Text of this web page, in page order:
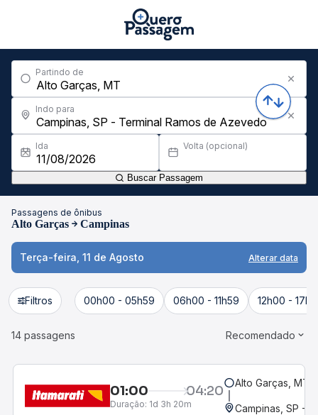
Partindo de
Indo para
Ida Volta (opcional)
Buscar Passagem
Passagens de ônibus
Alto Garças Campinas
Terça-feira, 11 de Agosto Alterar data
Filtros 00h00 - 05h59 06h00 - 11h59 12h00 -
14 passagens Recomendado
01:00 04:20
Duração: 1d 3h 20m
Alto Garças, MT
Campinas, SP -